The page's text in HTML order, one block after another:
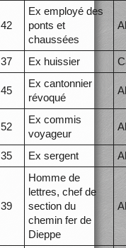
42
Ex employé des
ponts et
chaussées
37 Ex huissier
45
Ex cantonnier
révoqué
52
Ex commis
voyageur
35 Ex sergent
39
Homme de
lettres, chef de
section du
chemin fer de
Dieppe